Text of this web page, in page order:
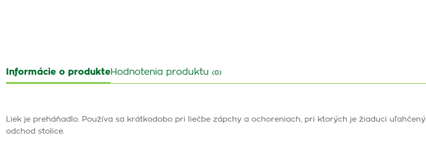
Informácie o produkteHodnotenia produktu (0)
Liek je preháňadlo. Používa sa krátkodobo pri liečbe zápchy a ochoreniach, pri ktorých je žiaduci uľahčený
odchod stolice.